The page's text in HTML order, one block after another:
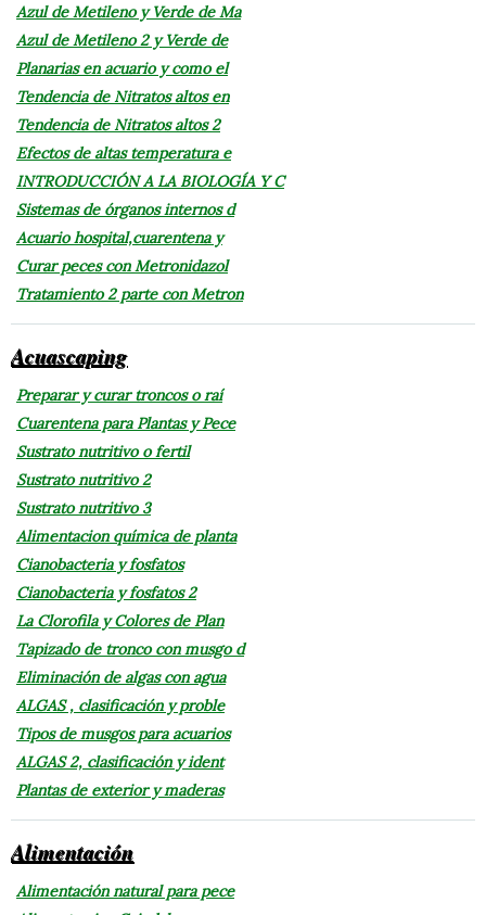
Azul de Metileno y Verde de Ma
Azul de Metileno 2 y Verde de
Planarias en acuario y como el
Tendencia de Nitratos altos en
Tendencia de Nitratos altos 2
Efectos de altas temperatura e
INTRODUCCIÓN A LA BIOLOGÍA Y C
Sistemas de órganos internos d
Acuario hospital,cuarentena y
Curar peces con Metronidazol
Tratamiento 2 parte con Metron
Acuascaping
Preparar y curar troncos o raí
Cuarentena para Plantas y Pece
Sustrato nutritivo o fertil
Sustrato nutritivo 2
Sustrato nutritivo 3
Alimentacion química de planta
Cianobacteria y fosfatos
Cianobacteria y fosfatos 2
La Clorofila y Colores de Plan
Tapizado de tronco con musgo d
Eliminación de algas con agua
ALGAS , clasificación y proble
Tipos de musgos para acuarios
ALGAS 2, clasificación y ident
Plantas de exterior y maderas
Alimentación
Alimentación natural para pece